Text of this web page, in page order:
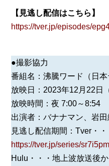
【見逃し配信はこちら】
https://tver.jp/episodes/
●撮影協力
番組名：沸騰ワード（日本
放映⽇：2023年12月22日
放映時間：夜 7:00～8:54
出演者：バナナマン、岩
見逃し配信期間：Tver・
https://tver.jp/series/
Hulu・・・地上波放送後